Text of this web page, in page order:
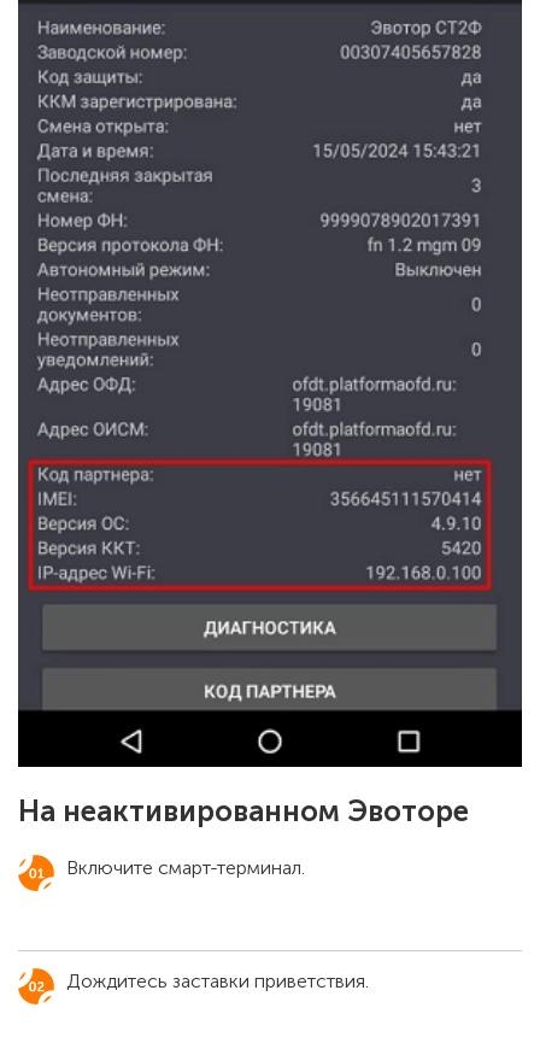
На неактивированном Эвоторе
Включите смарт-терминал.
Дождитесь заставки приветствия.